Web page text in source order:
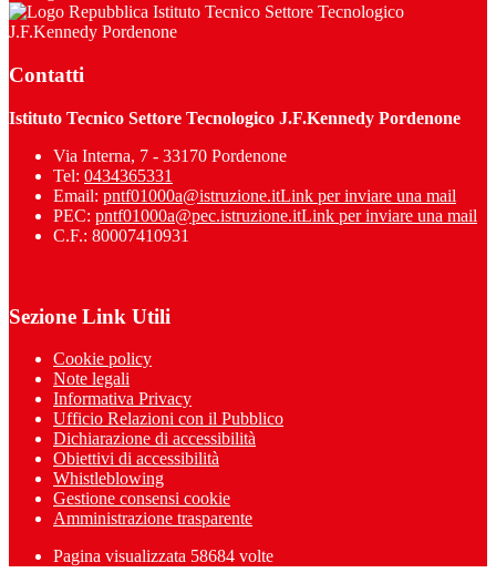
Istituto Tecnico Settore Tecnologico
J.F.Kennedy Pordenone
Contatti
Istituto Tecnico Settore Tecnologico J.F.Kennedy Pordenone
Via Interna, 7 - 33170 Pordenone
Tel: 0434365331
Email: pntf01000a@istruzione.itLink per inviare una mail
PEC: pntf01000a@pec.istruzione.itLink per inviare una mail
C.F.: 80007410931
Sezione Link Utili
Cookie policy
Note legali
Informativa Privacy
Ufficio Relazioni con il Pubblico
Dichiarazione di accessibilità
Obiettivi di accessibilità
Whistleblowing
Gestione consensi cookie
Amministrazione trasparente
Pagina visualizzata 58684 volte